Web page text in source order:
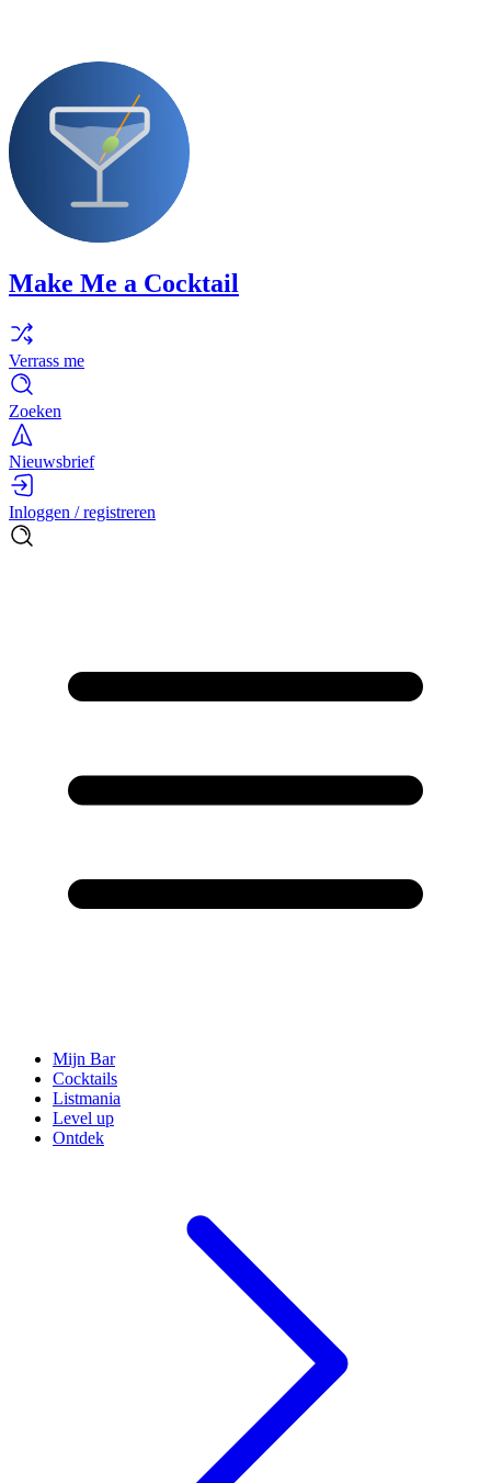
Make Me a Cocktail
Verrass me
Zoeken
Nieuwsbrief
Inloggen / registreren
Mijn Bar
Cocktails
Listmania
Level up
Ontdek